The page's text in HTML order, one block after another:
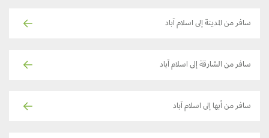
سافر من المدينة إلى اسلام آباد
سافر من الشارقة إلى اسلام آباد
سافر من أبها إلى اسلام آباد